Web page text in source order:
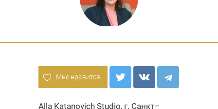
Мне нравится
Alla Katanovich Studio, г. Санкт–